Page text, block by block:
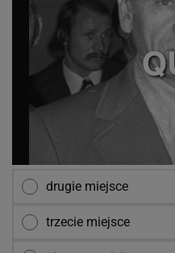
drugie miejsce
trzecie miejsce